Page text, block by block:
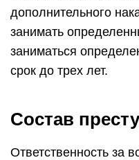
дополнительного
занимать
заниматься
срок до трех лет.
Состав
Ответственность за